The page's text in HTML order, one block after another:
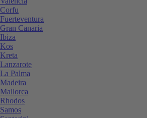
Corfu
Fuerteventura
Gran Canaria
Ibiza
Kos
Kreta
Lanzarote
La Palma
Madeira
Mallorca
Rhodos
Samos